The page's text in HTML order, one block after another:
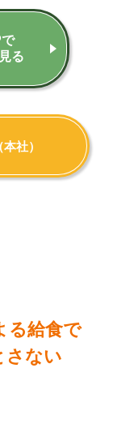
る
社）
る給食で
さない